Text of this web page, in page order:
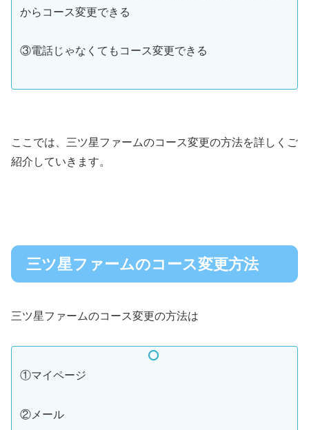
からコース変更できる
③電話じゃなくてもコース変更できる
ここでは、三ツ星ファームのコース変更の方法を詳しくご
紹介していきます。
三ツ星ファームのコース変更方法
三ツ星ファームのコース変更の方法は
①マイページ
②メール